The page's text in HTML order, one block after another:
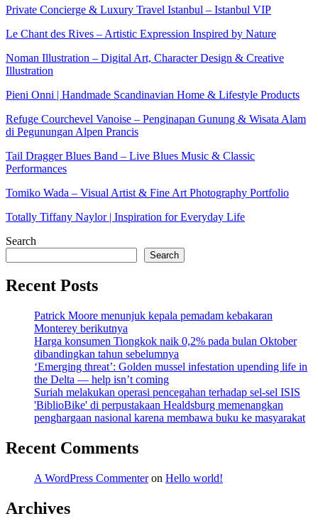
Private Concierge & Luxury Travel Istanbul – Istanbul VIP
Le Chant des Rives – Artistic Expression Inspired by Nature
Noman Illustration – Digital Art, Character Design & Creative
Illustration
Pieni Onni | Handmade Scandinavian Home & Lifestyle Products
Refuge Courchevel Vanoise – Penginapan Gunung & Wisata Alam
di Pegunungan Alpen Prancis
Tail Dragger Blues Band – Live Blues Music & Classic
Performances
Tomiko Wada – Visual Artist & Fine Art Photography Portfolio
Totally Tiffany Naylor | Inspiration for Everyday Life
Search
Search
Recent Posts
Patrick Moore menunjuk kepala pemadam kebakaran
Monterey berikutnya
Harga konsumen Tiongkok naik 0,2% pada bulan Oktober
dibandingkan tahun sebelumnya
‘Emerging threat’: Golden mussel infestation upending life in
the Delta — help isn’t coming
Suriah melakukan operasi pencegahan terhadap sel-sel ISIS
'BiblioBike' di perpustakaan Healdsburg memenangkan
penghargaan nasional karena membawa buku ke masyarakat
Recent Comments
A WordPress Commenteron Hello world!
Archives